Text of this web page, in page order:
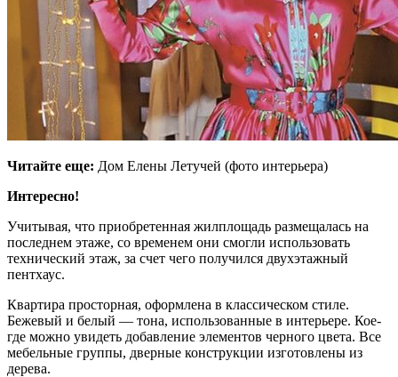
Читайте еще: Дом Елены Летучей (фото интерьера)
Интересно!
Учитывая, что приобретенная жилплощадь размещалась на
последнем этаже, со временем они смогли использовать
технический этаж, за счет чего получился двухэтажный
пентхаус.
Квартира просторная, оформлена в классическом стиле.
Бежевый и белый — тона, использованные в интерьере. Кое-
где можно увидеть добавление элементов черного цвета. Все
мебельные группы, дверные конструкции изготовлены из
дерева.